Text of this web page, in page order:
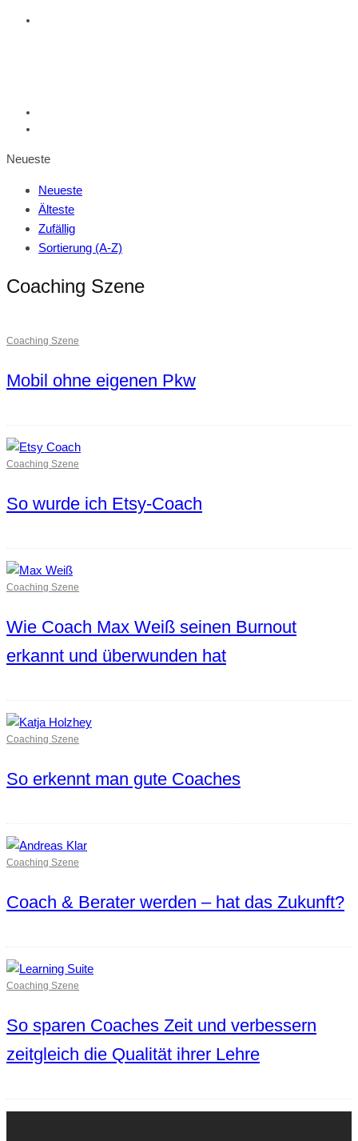
Neueste
Neueste
Älteste
Zufällig
Sortierung (A-Z)
Coaching Szene
Coaching Szene
Mobil ohne eigenen Pkw
Coaching Szene
So wurde ich Etsy-Coach
Coaching Szene
Wie Coach Max Weiß seinen Burnout
erkannt und überwunden hat
Coaching Szene
So erkennt man gute Coaches
Coaching Szene
Coach & Berater werden – hat das Zukunft?
Coaching Szene
So sparen Coaches Zeit und verbessern
zeitgleich die Qualität ihrer Lehre